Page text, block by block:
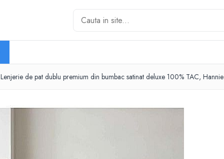
Lenjerie de pat dublu premium din bumbac satinat deluxe 100% TAC, Hannie